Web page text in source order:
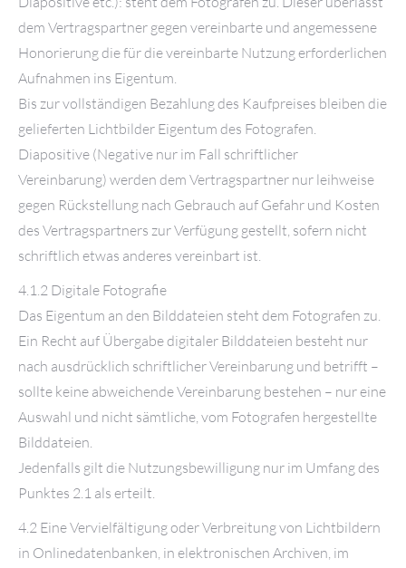
dem Vertragspartner gegen vereinbarte und angemessene
Honorierung die für die vereinbarte Nutzung erforderlichen
Aufnahmen ins Eigentum.
Bis zur vollständigen Bezahlung des Kaufpreises bleiben die
gelieferten Lichtbilder Eigentum des Fotografen.
Diapositive (Negative nur im Fall schriftlicher
Vereinbarung) werden dem Vertragspartner nur leihweise
gegen Rückstellung nach Gebrauch auf Gefahr und Kosten
des Vertragspartners zur Verfügung gestellt, sofern nicht
schriftlich etwas anderes vereinbart ist.
4.1.2 Digitale Fotografie
Das Eigentum an den Bilddateien steht dem Fotografen zu.
Ein Recht auf Übergabe digitaler Bilddateien besteht nur
nach ausdrücklich schriftlicher Vereinbarung und betrifft –
sollte keine abweichende Vereinbarung bestehen – nur eine
Auswahl und nicht sämtliche, vom Fotografen hergestellte
Bilddateien.
Jedenfalls gilt die Nutzungsbewilligung nur im Umfang des
Punktes 2.1 als erteilt.
4.2 Eine Vervielfältigung oder Verbreitung von Lichtbildern
in Onlinedatenbanken, in elektronischen Archiven, im